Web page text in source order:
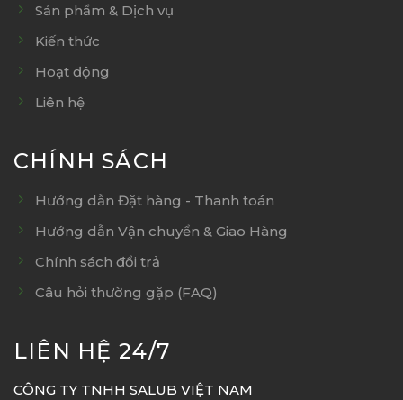
Sản phẩm & Dịch vụ
Kiến thức
Hoạt động
Liên hệ
CHÍNH SÁCH
Hướng dẫn Đặt hàng - Thanh toán
Hướng dẫn Vận chuyển & Giao Hàng
Chính sách đổi trả
Câu hỏi thường gặp (FAQ)
LIÊN HỆ 24/7
CÔNG TY TNHH SALUB VIỆT NAM